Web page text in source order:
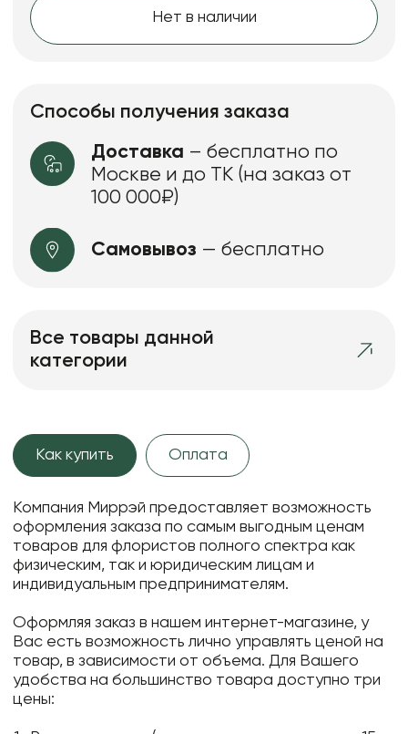
Нет в наличии
Способы получения заказа
Доставка – бесплатно по
Москве и до ТК (на заказ от
100 000₽)
Самовывоз — бесплатно
Все товары данной
категории
Как купить Оплата
Компания Миррэй предоставляет возможность
оформления заказа по самым выгодным ценам
товаров для флористов полного спектра как
физическим, так и юридическим лицам и
индивидуальным предпринимателям.
Оформляя заказ в нашем интернет-магазине, у
Вас есть возможность лично управлять ценой на
товар, в зависимости от объема. Для Вашего
удобства на большинство товара доступно три
цены: